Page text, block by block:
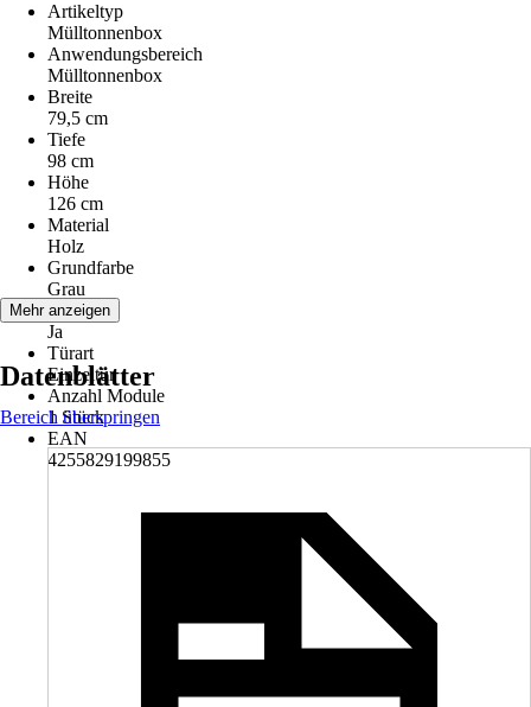
Artikeltyp
Mülltonnenbox
Anwendungsbereich
Mülltonnenbox
Breite
79,5 cm
Tiefe
98 cm
Höhe
126 cm
Material
Holz
Grundfarbe
Grau
Tür
Ja
Türart
Einzeltür
Anzahl Module
1 Stück
EAN
4255829199855
Mehr anzeigen
Datenblätter
Bereich überspringen